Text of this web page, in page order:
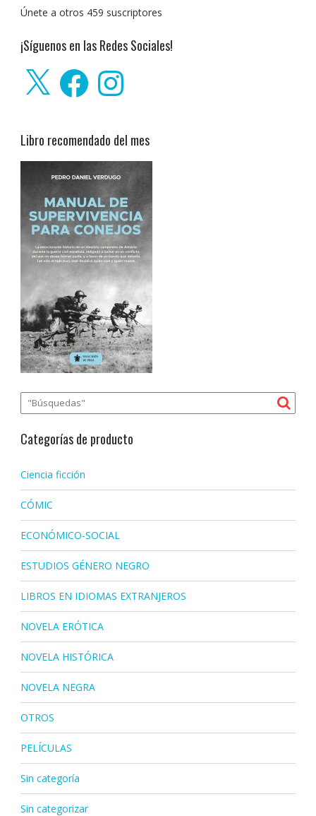
Únete a otros 459 suscriptores
¡Síguenos en las Redes Sociales!
FacebookInstagram
Libro recomendado del mes
Categorías de producto
Ciencia ficción
CÓMIC
ECONÓMICO-SOCIAL
ESTUDIOS GÉNERO NEGRO
LIBROS EN IDIOMAS EXTRANJEROS
NOVELA ERÓTICA
NOVELA HISTÓRICA
NOVELA NEGRA
OTROS
PELÍCULAS
Sin categoría
Sin categorizar